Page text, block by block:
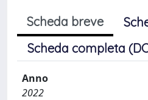
Scheda breve
Scheda completa
Anno
2022